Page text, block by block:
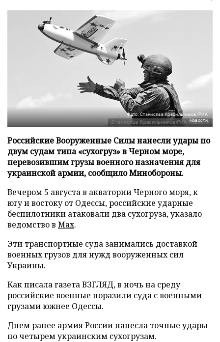
Фото: Станислав Красильников/РИА
Новости
Российские Вооруженные Силы нанесли удары по
двум судам типа «сухогруз» в Черном море,
перевозившим грузы военного назначения для
украинской армии, сообщило Минобороны.
Вечером 5 августа в акватории Черного моря, к
югу и востоку от Одессы, российские ударные
беспилотники атаковали два сухогруза, указало
ведомство в Max.
Эти транспортные суда занимались доставкой
военных грузов для нужд вооруженных сил
Украины.
Как писала газета ВЗГЛЯД, в ночь на среду
российские военные поразили суда с военными
грузами южнее Одессы.
Днем ранее армия Россиинанесла точные удары
по четырем украинским сухогрузам.